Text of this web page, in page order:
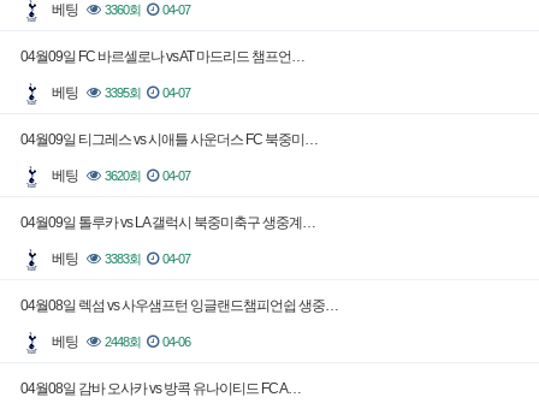
베팅 3360회 04-07
04월09일 FC 바르셀로나 vs AT 마드리드 챔프언…
베팅 3395회 04-07
04월09일 티그레스 vs 시애틀 사운더스 FC 북중미…
베팅 3620회 04-07
04월09일 톨루카 vs LA 갤럭시 북중미축구 생중계…
베팅 3383회 04-07
04월08일 렉섬 vs 사우샘프턴 잉글랜드챔피언쉽 생중…
베팅 2448회 04-06
04월08일 감바 오사카 vs 방콕 유나이티드 FC A…